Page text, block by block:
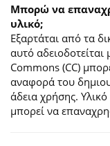
Mπορώ να
υλικό;
Εξαρτάται από τα
αυτό
Commons (CC)
αναφορά του
άδεια χρήσης.
μπορεί να